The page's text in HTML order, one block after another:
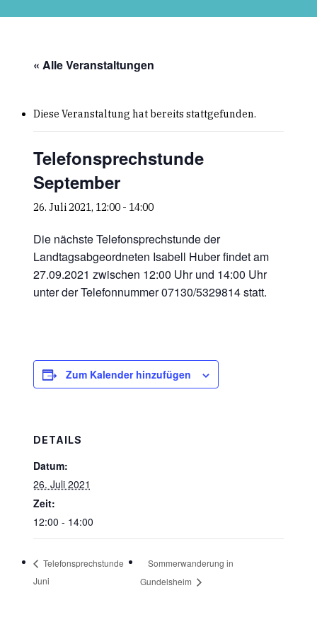
« Alle Veranstaltungen
Diese Veranstaltung hat bereits stattgefunden.
Telefonsprechstunde
September
26. Juli 2021, 12:00- 14:00
Die nächste Telefonsprechstunde der
Landtagsabgeordneten Isabell Huber findet am
27.09.2021 zwischen 12:00 Uhr und 14:00 Uhr
unter der Telefonnummer 07130/5329814 statt.
Zum Kalender hinzufügen
DETAILS
Datum:
26. Juli 2021
Zeit:
12:00 - 14:00
Telefonsprechstunde
Juni
Sommerwanderung in
Gundelsheim